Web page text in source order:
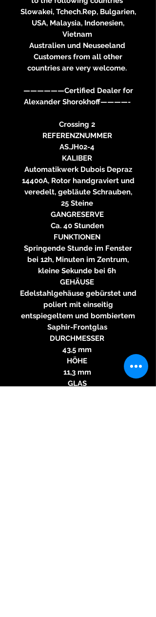
Slowakei, Tchech.Rep, Bulgarien,
USA, Malaysia, Indonesien,
Vietnam
Australien und Neuseeland
Customers from all other
countries are very welcome.
——————Certified Dealer for
Alexander Shorokhoff————-
Crossing 2
REFERENZNUMMER
AS.JH02-4
KALIBER
Automatikwerk Dubois Depraz
14400A, Rotor handgraviert und
veredelt, gebläute Schrauben,
25 Steine
GANGRESERVE
Ca. 40 Stunden
FUNKTIONEN
Springende Stunde im Fenster
bei 12h, Minuten im Zentrum,
kleine Sekunde bei 6h
GEHÄUSE
Edelstahlgehäuse gebürstet und
poliert mit einseitig
entspiegeltem und bombiertem
Saphir-Frontglas
DURCHMESSER
43,5 mm
HÖHE
11,3 mm
GLAS